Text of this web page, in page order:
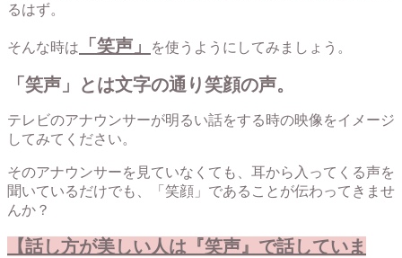
るはず。
そんな時は 「笑声」 を使うようにしてみましょう。
「笑声」とは文字の通り笑顔の声。
テレビのアナウンサーが明るい話をする時の映像をイメージ
してみてください。
そのアナウンサーを見ていなくても、耳から入ってくる声を
聞いているだけでも、「笑顔」であることが伝わってきませ
んか？
【話し方が美しい人は『笑声』 で話していま